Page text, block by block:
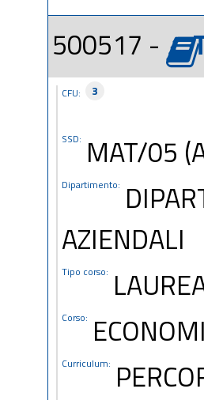
500517 -
CFU: 3
SSD: MAT/05
Dipartimento:
AZIENDALI
Tipo corso:
Corso:
Curriculum: